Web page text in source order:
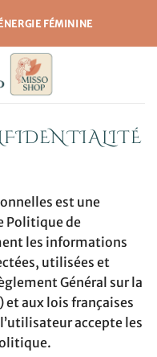
FÉMININE
est une
Politique de
les informations
utilisées et
Général sur la
et aux lois françaises
accepte les